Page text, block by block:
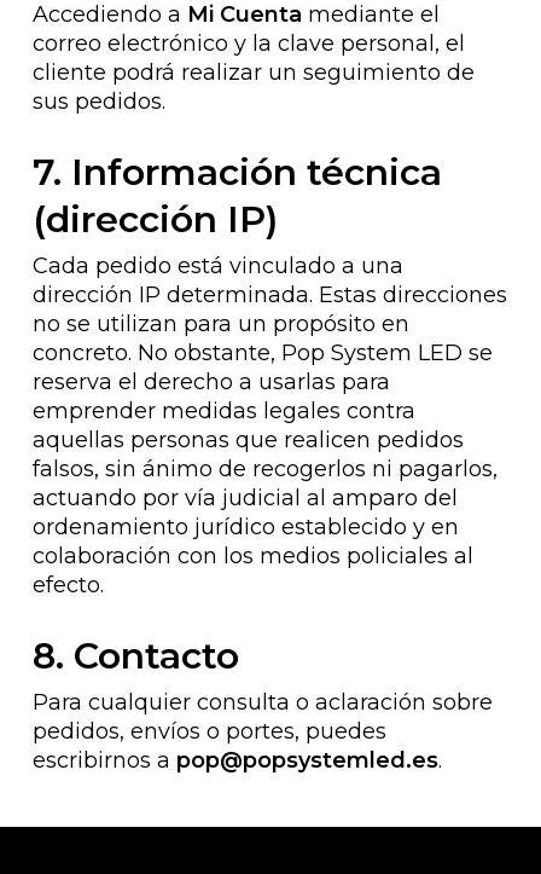
Accediendo a Mi Cuenta mediante el
correo electrónico y la clave personal, el
cliente podrá realizar un seguimiento de
sus pedidos.
7. Información técnica
(dirección IP)
Cada pedido está vinculado a una
dirección IP determinada. Estas direcciones
no se utilizan para un propósito en
concreto. No obstante, Pop System LED se
reserva el derecho a usarlas para
emprender medidas legales contra
aquellas personas que realicen pedidos
falsos, sin ánimo de recogerlos ni pagarlos,
actuando por vía judicial al amparo del
ordenamiento jurídico establecido y en
colaboración con los medios policiales al
efecto.
8. Contacto
Para cualquier consulta o aclaración sobre
pedidos, envíos o portes, puedes
escribirnos a pop@popsystemled.es.